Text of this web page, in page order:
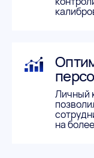
Личный
на